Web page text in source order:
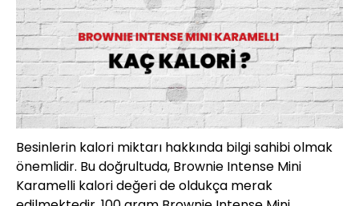
Besinlerin kalori miktarı hakkında bilgi sahibi olmak
önemlidir. Bu doğrultuda, Brownie Intense Mini
Karamelli kalori değeri de oldukça merak